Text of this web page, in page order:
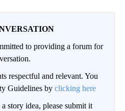
to providing a forum for
respectful and relevant. You
Guidelines by clicking here
story idea, please submit it